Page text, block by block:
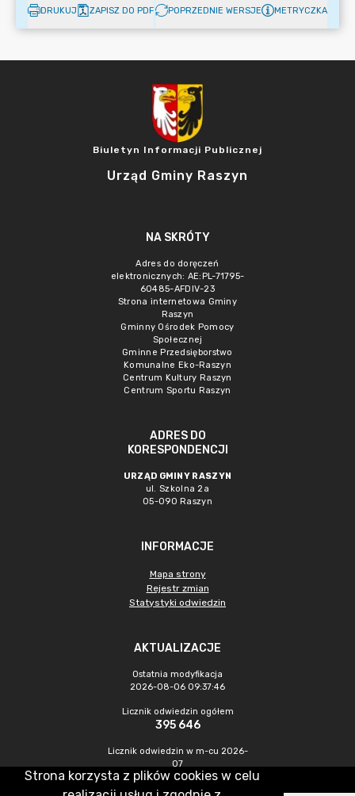
DRUKUJ ZAPISZ DO PDF POPRZEDNIE WERSJE METRYCZKA
Biuletyn Informacji Publicznej
Urząd Gminy Raszyn
NA SKRÓTY
Adres do doręczeń
elektronicznych: AE:PL-71795-
60485-AFDIV-23
Strona internetowa Gminy
Raszyn
Gminny Ośrodek Pomocy
Społecznej
Gminne Przedsięborstwo
Komunalne Eko-Raszyn
Centrum Kultury Raszyn
Centrum Sportu Raszyn
ADRES DO
KORESPONDENCJI
URZĄD GMINY RASZYN
ul. Szkolna 2a
05-090 Raszyn
INFORMACJE
Mapa strony
Rejestr zmian
Statystyki odwiedzin
AKTUALIZACJE
Ostatnia modyfikacja
2026-08-06 09:37:46
Licznik odwiedzin ogółem
395 646
Licznik odwiedzin w m-cu 2026-
07
957
Strona korzysta z plików cookies w celu